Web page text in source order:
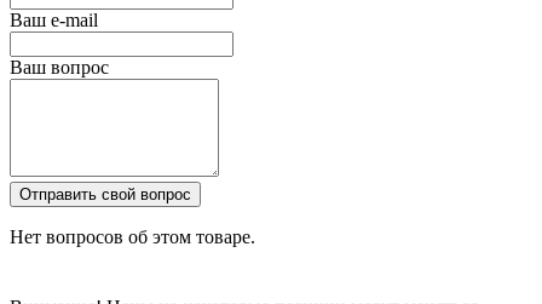
Ваш e-mail
Ваш вопрос
Отправить свой вопрос
Нет вопросов об этом товаре.